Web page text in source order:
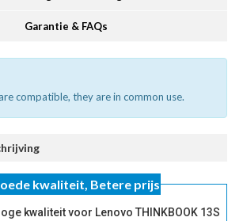
Garantie & FAQs
compatible, they are in common use.
kwaliteit, Betere prijs
kwaliteit voor Lenovo THINKBOOK 13S